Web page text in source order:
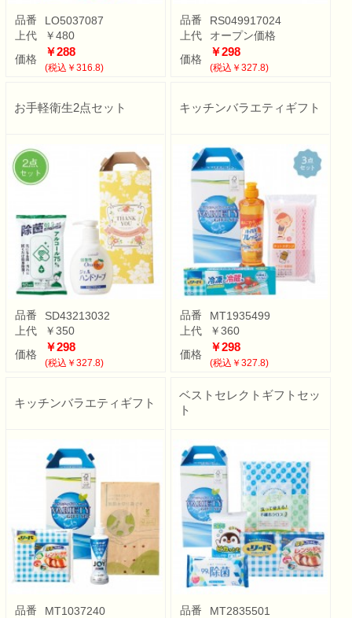
品番
LO5037087
上代
￥480
価格
￥288
(税込￥316.8)
品番
RS049917024
上代
オープン価格
価格
￥298
(税込￥327.8)
お手軽衛生2点セット
品番
SD43213032
上代
￥350
価格
￥298
(税込￥327.8)
キッチンバラエティギフト
品番
MT1935499
上代
￥360
価格
￥298
(税込￥327.8)
キッチンバラエティギフト
品番
MT1037240
ベストセレクトギフトセッ
ト
品番
MT2835501